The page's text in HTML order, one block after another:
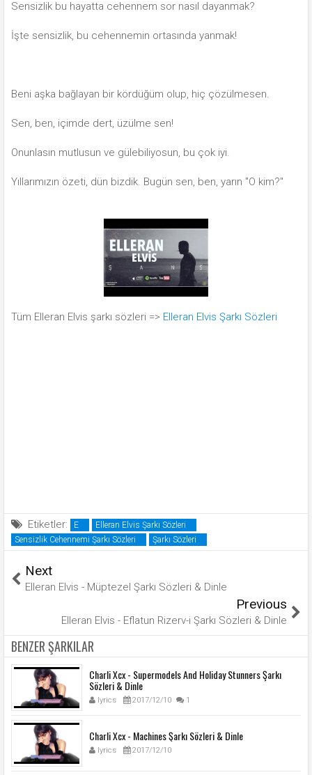
Sensizlik bu hayatta cehennem sor nasıl dayanmak?
İşte sensizlik, bu cehennemin ortasında yanmak!
Beni aşka bağlayan bir kördüğüm olup, hiç çözülmesen.
Sen, ben, içimde dert, üzülme sen!
Onunlasın mutlusun ve gülebiliyosun, bu çok iyi.
Yıllarımızın özeti, dün bizdik. Bugün sen, ben, yarın "O kim?"
Tüm Elleran Elvis şarkı sözleri => Elleran Elvis Şarkı Sözleri
Etiketler: E
Elleran Elvis Şarkı Sözleri
Sensizlik Cehennemi Şarkı Sözleri
Şarkı Sözleri
Next
Elleran Elvis - Müptezel Şarkı Sözleri & Dinle
Previous
Elleran Elvis - Eflatun Rizerv-i Şarkı Sözleri & Dinle
BENZER ŞARKILAR
Charli Xcx - Supermodels And Holiday Stunners Şarkı
Sözleri & Dinle
lyrics 2017/12/10 1
Charli Xcx - Machines Şarkı Sözleri & Dinle
lyrics 2017/12/10